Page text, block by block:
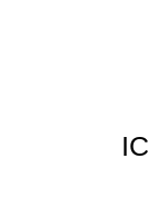
IC